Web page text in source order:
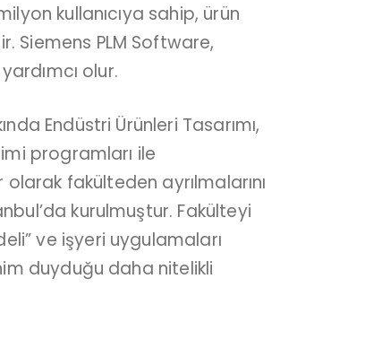
kullanıcıya sahip, ürün
Siemens PLM Software,
olur.
Endüstri Ürünleri Tasarımı,
programları ile
fakülteden ayrılmalarını
kurulmuştur. Fakülteyi
ve işyeri uygulamaları
duyduğu daha nitelikli